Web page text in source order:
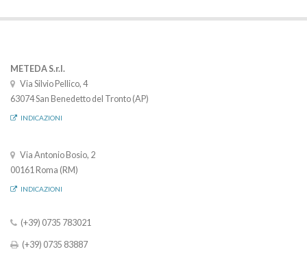
METEDA S.r.l.
Via Silvio Pellico, 4
63074 San Benedetto del Tronto (AP)
INDICAZIONI
Via Antonio Bosio, 2
00161 Roma (RM)
INDICAZIONI
(+39) 0735 783021
(+39) 0735 83887